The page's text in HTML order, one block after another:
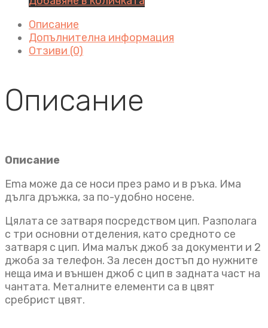
Описание
Допълнителна информация
Отзиви (0)
Описание
Описание
Ema може да се носи през рамо и в ръка. Има
дълга дръжка, за по-удобно носене.
Цялата се затваря посредством цип. Разполага
с три основни отделения, като средното се
затваря с цип. Има малък джоб за документи и 2
джоба за телефон. За лесен достъп до нужните
неща има и външен джоб с цип в задната част на
чантата. Металните елементи са в цвят
сребрист цвят.